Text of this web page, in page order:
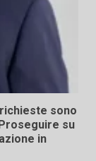
sono
su
in